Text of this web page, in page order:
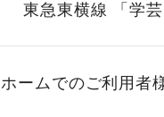
東急東横線 「学
ホームでのご利用者